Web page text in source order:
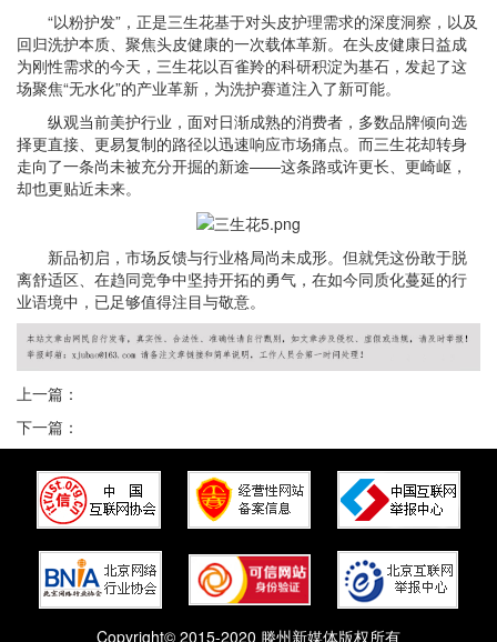
“以粉护发”，正是三生花基于对头皮护理需求的深度洞察，以及
回归洗护本质、聚焦头皮健康的一次载体革新。在头皮健康日益成
为刚性需求的今天，三生花以百雀羚的科研积淀为基石，发起了这
场聚焦“无水化”的产业革新，为洗护赛道注入了新可能。
纵观当前美护行业，面对日渐成熟的消费者，多数品牌倾向选
择更直接、更易复制的路径以迅速响应市场痛点。而三生花却转身
走向了一条尚未被充分开掘的新途——这条路或许更长、更崎岖，
却也更贴近未来。
新品初启，市场反馈与行业格局尚未成形。但就凭这份敢于脱
离舒适区、在趋同竞争中坚持开拓的勇气，在如今同质化蔓延的行
业语境中，已足够值得注目与敬意。
上一篇：
下一篇：
Copyright© 2015-2020 滕州新媒体版权所有